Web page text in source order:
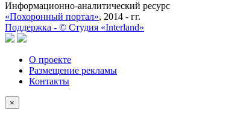
Информационно-аналитический ресурс
«Похоронный портал», 2014 - гг.
Поддержка - © Cтудия «Interland»
О проекте
Размещение рекламы
Контакты
×